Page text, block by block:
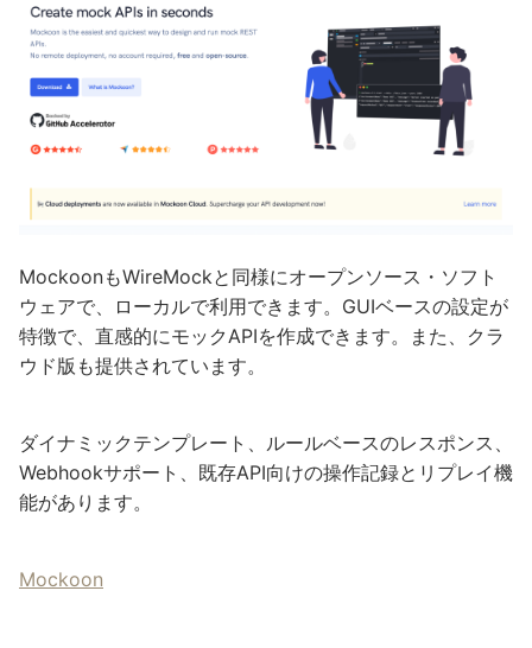
MockoonもWireMockと同様にオープンソース・ソフト
ウェアで、ローカルで利用できます。GUIベースの設定が
特徴で、直感的にモックAPIを作成できます。また、クラ
ウド版も提供されています。
ダイナミックテンプレート、ルールベースのレスポンス、
Webhookサポート、既存API向けの操作記録とリプレイ機
能があります。
Mockoon